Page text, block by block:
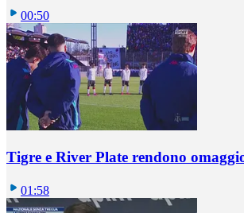
00:50
Tigre e River Plate rendono
01:58